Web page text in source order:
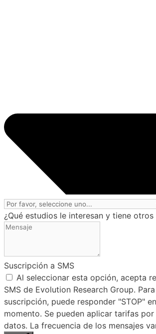
¿Qué estudios le interesan y tiene
Suscripción a SMS
Al seleccionar esta opción, acepta
SMS de Evolution Research Group.
suscripción, puede responder "STOP"
momento. Se pueden aplicar tarifas por
datos. La frecuencia de los mensajes